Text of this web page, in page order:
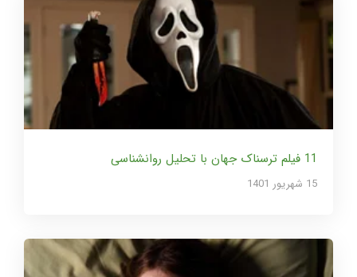
11 فیلم ترسناک جهان با تحلیل روانشناسی
15 شهریور 1401